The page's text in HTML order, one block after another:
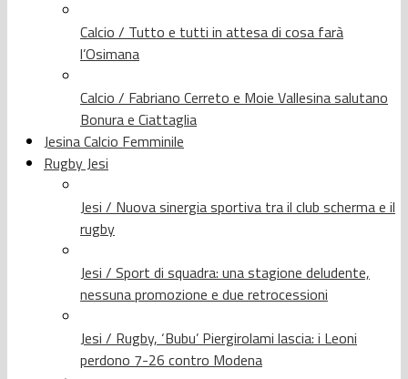
Calcio / Tutto e tutti in attesa di cosa farà
l’Osimana
Calcio / Fabriano Cerreto e Moie Vallesina salutano
Bonura e Ciattaglia
Jesina Calcio Femminile
Rugby Jesi
Jesi / Nuova sinergia sportiva tra il club scherma e il
rugby
Jesi / Sport di squadra: una stagione deludente,
nessuna promozione e due retrocessioni
Jesi / Rugby, ‘Bubu’ Piergirolami lascia: i Leoni
perdono 7-26 contro Modena